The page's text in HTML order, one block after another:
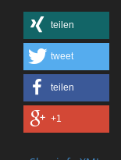
teilen
tweet
teilen
+1